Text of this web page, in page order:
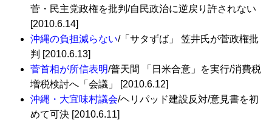
菅・民主党政権を批判/自民政治に逆戻り許されない
[2010.6.14]
沖縄の負担減らない/「サタずば」 笠井氏が菅政権批
判 [2010.6.13]
菅首相が所信表明/普天間 「日米合意」を実行/消費税
増税検討へ「会議」 [2010.6.12]
沖縄・大宜味村議会/ヘリパッド建設反対/意見書を初
めて可決 [2010.6.11]